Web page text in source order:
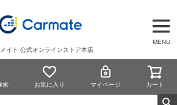
MENU
イト 公式オンラインストア本店
索 お気に入り マイページ カート